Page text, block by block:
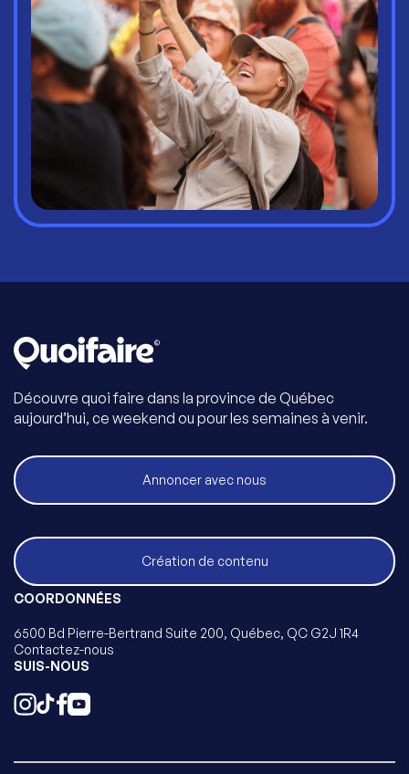
Découvre quoi faire dans la province de Québec
aujourd’hui, ce weekend ou pour les semaines à venir.
Annoncer avec nous
Création de contenu
COORDONNÉES
6500 Bd Pierre-Bertrand Suite 200, Québec, QC G2J 1R4
Contactez-nous
SUIS-NOUS